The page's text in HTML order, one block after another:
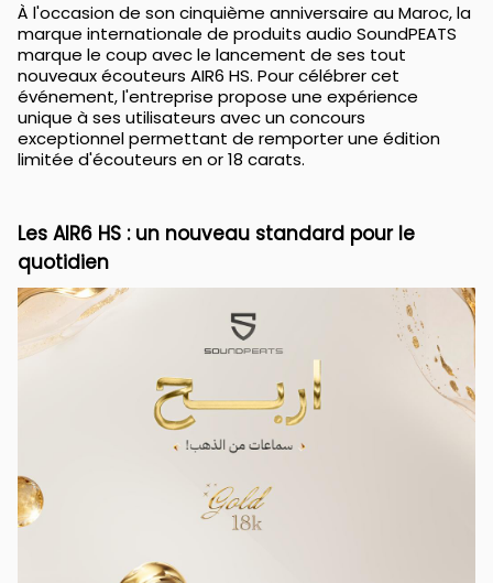
À l'occasion de son cinquième anniversaire au Maroc, la
marque internationale de produits audio SoundPEATS
marque le coup avec le lancement de ses tout
nouveaux écouteurs AIR6 HS. Pour célébrer cet
événement, l'entreprise propose une expérience
unique à ses utilisateurs avec un concours
exceptionnel permettant de remporter une édition
limitée d'écouteurs en or 18 carats.
Les AIR6 HS : un nouveau standard pour le
quotidien